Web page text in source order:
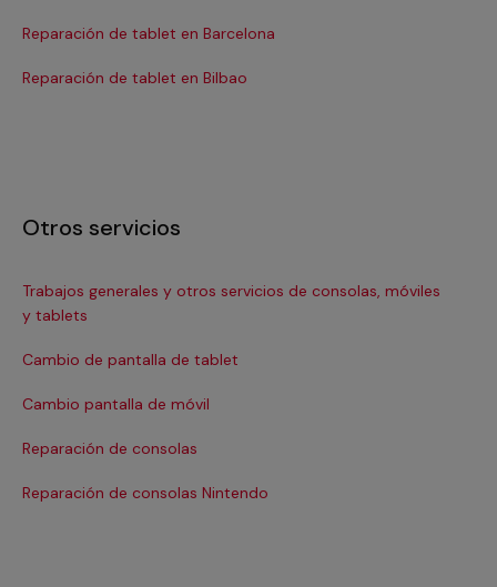
Reparación de tablet en Barcelona
Reparación de tablet en Bilbao
Otros servicios
Trabajos generales y otros servicios de consolas, móviles
y tablets
Cambio de pantalla de tablet
Cambio pantalla de móvil
Reparación de consolas
Reparación de consolas Nintendo